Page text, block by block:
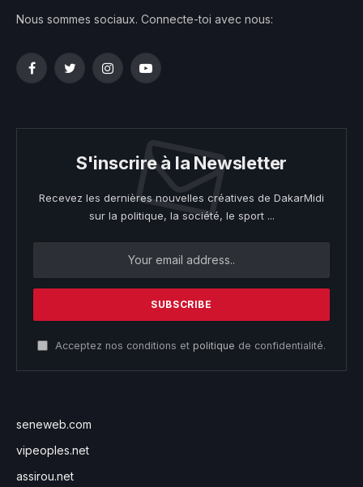
Nous sommes sociaux. Connecte-toi avec nous:
FacebookTwitterInstagramYouTube
S'inscrire à la Newsletter
Recevez les dernières nouvelles créatives de DakarMidi
sur la politique, la société, le sport ...
Acceptez nos conditions et politique de confidentialité.
seneweb.com
vipeoples.net
assirou.net